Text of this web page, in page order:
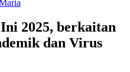
2025, berkaitan
dan Virus